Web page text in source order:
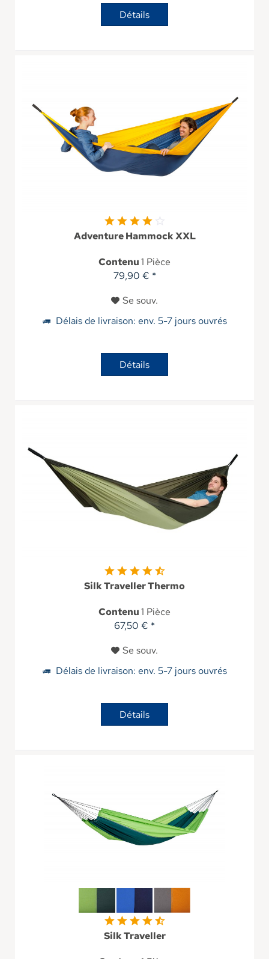
Détails
Adventure Hammock XXL
Contenu1 Pièce
79,90 € *
Se souv.
Délais de livraison: env. 5-7 jours ouvrés
Détails
Silk Traveller Thermo
Contenu1 Pièce
67,50 € *
Se souv.
Délais de livraison: env. 5-7 jours ouvrés
Détails
Silk Traveller